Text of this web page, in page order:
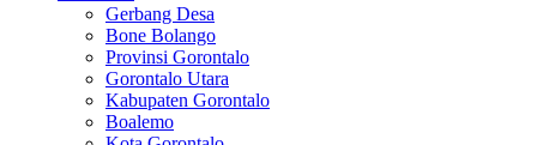
Gerbang Desa
Bone Bolango
Provinsi Gorontalo
Gorontalo Utara
Kabupaten Gorontalo
Boalemo